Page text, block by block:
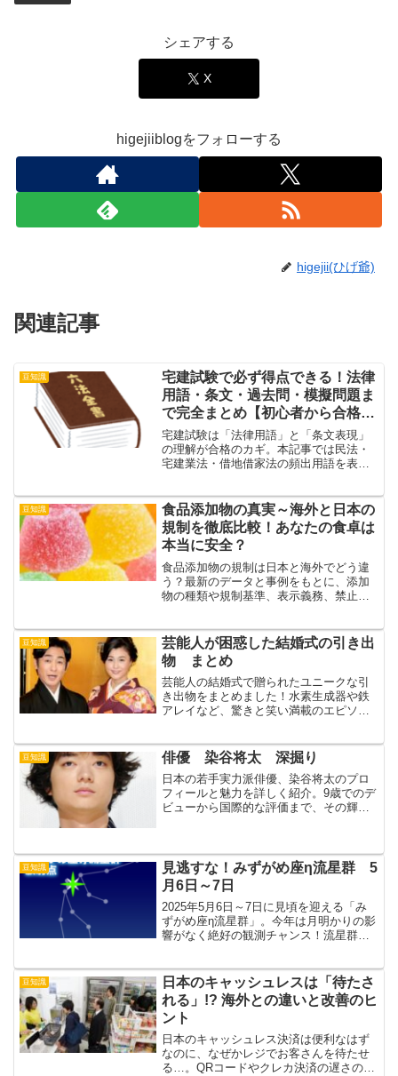
シェアする
X
higejiiblogをフォローする
higejii(ひげ爺)
関連記事
豆知識
宅建試験で必ず得点できる！法律
用語・条文・過去問・模擬問題ま
で完全まとめ【初心者から合格狙
いまで】
宅建試験は「法律用語」と「条文表現」
の理解が合格のカギ。本記事では民法・
宅建業法・借地借家法の頻出用語を表形
得点力が身につく総合ガイドです。
豆知識
食品添加物の真実～海外と日本の
規制を徹底比較！あなたの食卓は
本当に安全？
食品添加物の規制は日本と海外でどう違
う？最新のデータと事例をもとに、添加
物の種類や規制基準、表示義務、禁止さ
本質とは。
豆知識
芸能人が困惑した結婚式の引き出
物 まとめ
芸能人の結婚式で贈られたユニークな引
き出物をまとめました！水素生成器や鉄
アレイなど、驚きと笑い満載のエピソー
豆知識 俳優 染谷将太 深掘り
日本の若手実力派俳優、染谷将太のプロ
フィールと魅力を詳しく紹介。9歳でのデ
ビューから国際的な評価まで、その輝か
豆知識
見逃すな！みずがめ座η流星群 5
月6日～7日
2025年5月6日～7日に見頃を迎える「み
ずがめ座η流星群」。今年は月明かりの影
響がなく絶好の観測チャンス！流星群の
ンウィークの夜空を楽しもう。
豆知識
日本のキャッシュレスは「待たさ
れる」!? 海外との違いと改善のヒ
ント
日本のキャッシュレス決済は便利なはず
なのに、なぜかレジでお客さんを待たせ
る…。QRコードやクレカ決済の遅さの原